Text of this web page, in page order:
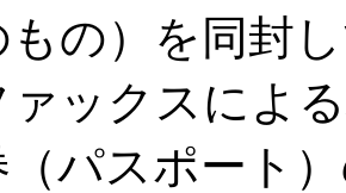
もの）を同封
ァックスによ
（パスポート